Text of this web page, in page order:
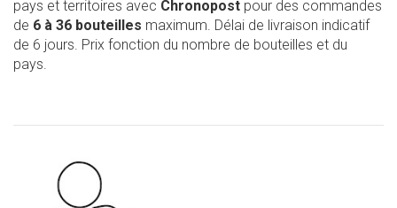
pays et territoires avec Chronopost pour des commandes
de 6 à 36 bouteilles maximum. Délai de livraison indicatif
de 6 jours. Prix fonction du nombre de bouteilles et du
pays.